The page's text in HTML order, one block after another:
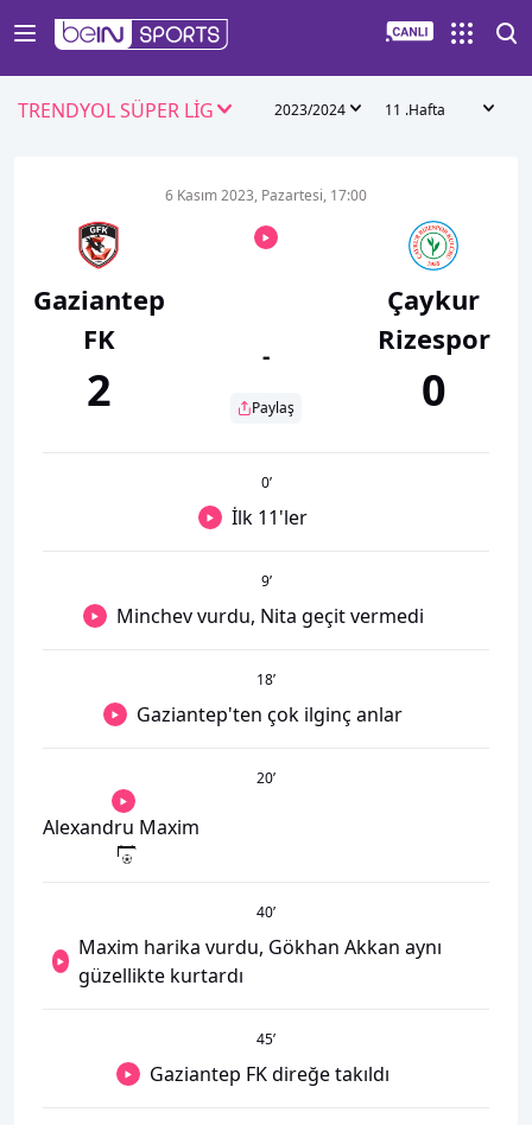
TRENDYOL SÜPER LİG 2023/2024 11 .Hafta
Gaziantep
FK
2
6 Kasım 2023, Pazartesi, 17:00
-
Paylaş
Çaykur
Rizespor
0
0’
İlk 11'ler
9’
Minchev vurdu, Nita geçit vermedi
18’
Gaziantep'ten çok ilginç anlar
20’
Alexandru Maxim
40’
Maxim harika vurdu, Gökhan Akkan aynı
güzellikte kurtardı
45’
Gaziantep FK direğe takıldı